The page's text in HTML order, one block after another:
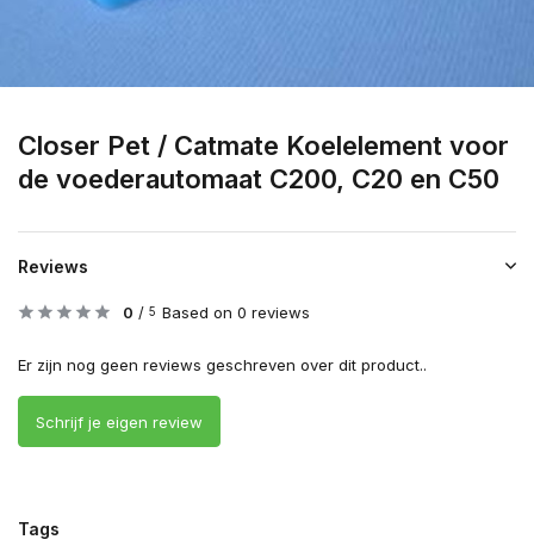
Closer Pet / Catmate Koelelement voor
de voederautomaat C200, C20 en C50
Reviews
0 / 5 Based on 0 reviews
Er zijn nog geen reviews geschreven over dit product..
Schrijf je eigen review
Tags